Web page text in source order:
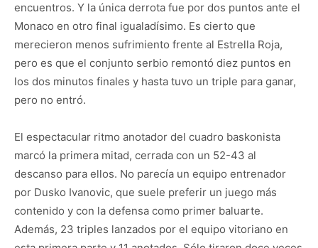
encuentros. Y la única derrota fue por dos puntos ante el
Monaco en otro final igualadísimo. Es cierto que
merecieron menos sufrimiento frente al Estrella Roja,
pero es que el conjunto serbio remontó diez puntos en
los dos minutos finales y hasta tuvo un triple para ganar,
pero no entró.
El espectacular ritmo anotador del cuadro baskonista
marcó la primera mitad, cerrada con un 52-43 al
descanso para ellos. No parecía un equipo entrenador
por Dusko Ivanovic, que suele preferir un juego más
contenido y con la defensa como primer baluarte.
Además, 23 triples lanzados por el equipo vitoriano en